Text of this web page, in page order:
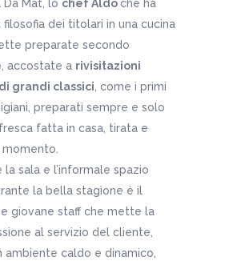
Mat, lo chef Aldoche ha
dei titolari in una cucina
preparate secondo
, accostate a rivisitazioni
grandi classici, come i primi
preparati sempre e solo
fatta in casa, tirata e
la sala e l’informale spazio
la bella stagione è il
giovane staff che mette la
al servizio del cliente,
ambiente caldo e dinamico,